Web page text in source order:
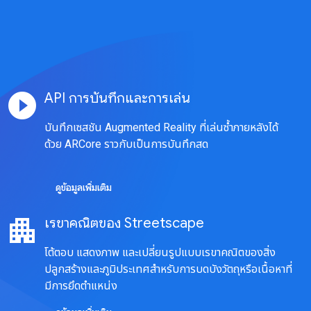
play_circle_filled API การบันทึกและการเล่น
บันทึกเซสชัน Augmented Reality ที่เล่นซ้ำภายหลังได้
ด้วย ARCore ราวกับเป็นการบันทึกสด
ดูข้อมูลเพิ่มเติม
apartment เรขาคณิตของ Streetscape
โต้ตอบ แสดงภาพ และเปลี่ยนรูปแบบเรขาคณิตของสิ่ง
ปลูกสร้างและภูมิประเทศสำหรับการบดบังวัตถุหรือเนื้อหาที่
มีการยึดตำแหน่ง